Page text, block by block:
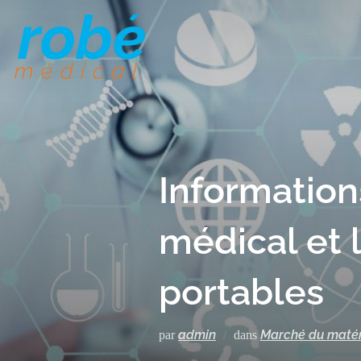
médical et
portables
paradmin dans Marché du